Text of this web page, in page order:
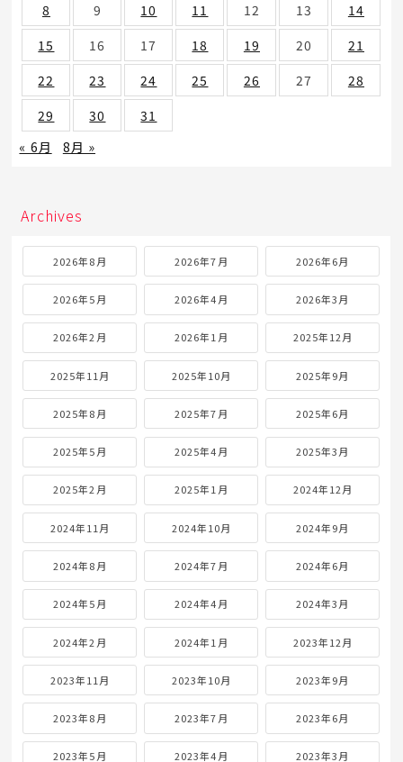
8
9 10 11 12 13
14
15
16 17 18 19 20
21
22
23 24 25 26 27
28
29
30
31
« 6月
8月 »
Archives
2026年8月 2026年7月 2026年6月
2026年5月 2026年4月 2026年3月
2026年2月 2026年1月 2025年12月
2025年11月 2025年10月 2025年9月
2025年8月 2025年7月 2025年6月
2025年5月 2025年4月 2025年3月
2025年2月 2025年1月 2024年12月
2024年11月 2024年10月 2024年9月
2024年8月 2024年7月 2024年6月
2024年5月 2024年4月 2024年3月
2024年2月 2024年1月 2023年12月
2023年11月 2023年10月 2023年9月
2023年8月 2023年7月 2023年6月
2023年5月 2023年4月 2023年3月